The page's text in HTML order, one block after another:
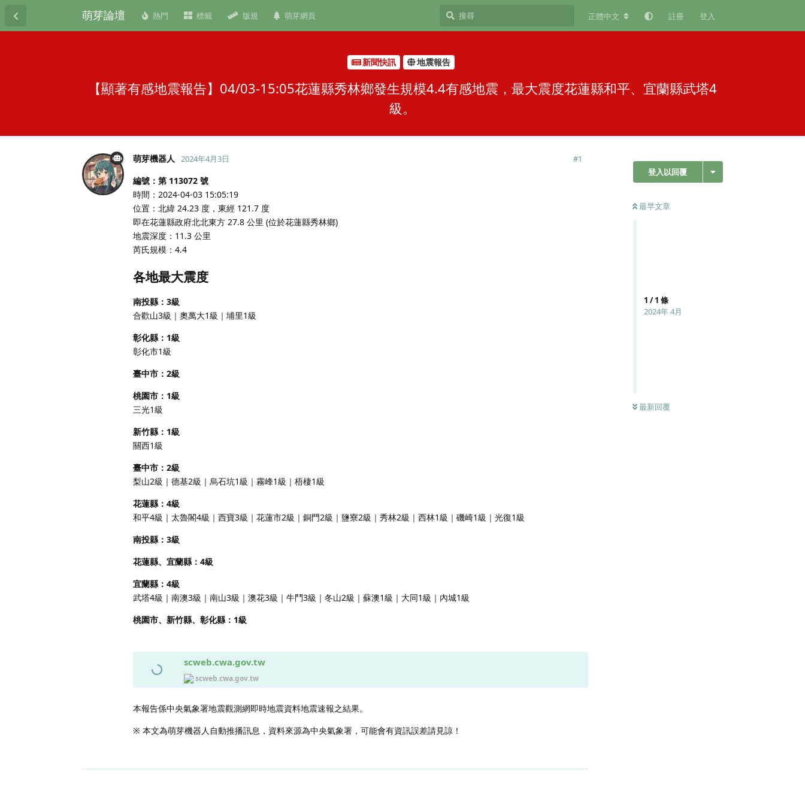
萌芽論壇 熱門 標籤 版規 萌芽網頁 正體中文 註冊 登入
新聞快訊 地震報告
【顯著有感地震報告】04/03-15:05花蓮縣秀林鄉發生規模4.4有感地震，最大震度花蓮縣和平、宜蘭縣武塔4
級。
登入以回覆
最早文章
1 /1 條
2024年 4月
最新回覆
萌芽機器人 2024年4月3日 #1
編號：第 113072 號
時間：2024-04-03 15:05:19
位置：北緯 24.23 度，東經 121.7 度
即在花蓮縣政府北北東方 27.8 公里 (位於花蓮縣秀林鄉)
地震深度：11.3 公里
芮氏規模：4.4
各地最大震度
南投縣：3級
合歡山3級｜奧萬大1級｜埔里1級
彰化縣：1級
彰化市1級
臺中市：2級
桃園市：1級
三光1級
新竹縣：1級
關西1級
臺中市：2級
梨山2級｜德基2級｜烏石坑1級｜霧峰1級｜梧棲1級
花蓮縣：4級
和平4級｜太魯閣4級｜西寶3級｜花蓮市2級｜銅門2級｜鹽寮2級｜秀林2級｜西林1級｜磯崎1級｜光復1級
南投縣：3級
花蓮縣、宜蘭縣：4級
宜蘭縣：4級
武塔4級｜南澳3級｜南山3級｜澳花3級｜牛鬥3級｜冬山2級｜蘇澳1級｜大同1級｜內城1級
桃園市、新竹縣、彰化縣：1級
scweb.cwa.gov.tw
scweb.cwa.gov.tw
本報告係中央氣象署地震觀測網即時地震資料地震速報之結果。
※ 本文為萌芽機器人自動推播訊息，資料來源為中央氣象署，可能會有資訊誤差請見諒！